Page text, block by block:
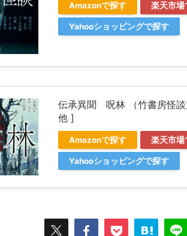
Amazonで探す 楽天市場
Yahooショッピングで探す
伝承異聞 呪林 （竹書房怪
他 ]
Amazonで探す 楽天市場
Yahooショッピングで探す